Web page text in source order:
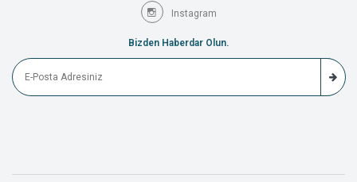
Instagram
Bizden Haberdar Olun.